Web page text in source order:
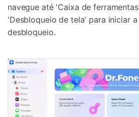
navegue até 'Caixa de
'Desbloqueio de tela' para iniciar
desbloqueio.